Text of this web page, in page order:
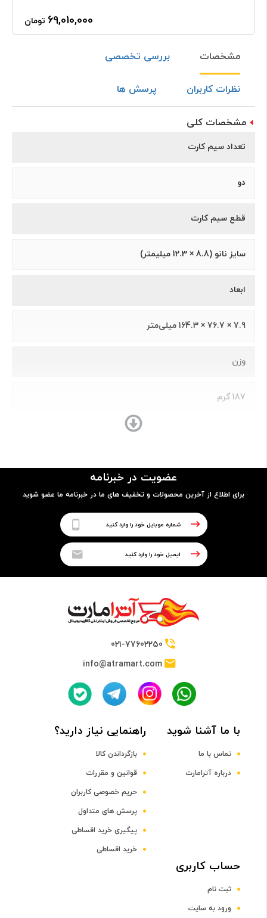
69,010,000 تومان
مشخصات بررسی تخصصی
نظرات کاربران پرسش ها
مشخصات کلی
تعداد سیم کارت
دو
قطع سیم کارت
سايز نانو (8.8 × 12.3 ميلیمتر)
ابعاد
7.9 × 76.7 × 164.3 میلی‌متر
وزن
187 گرم
64 بیتی
Qualcomm SDM675 Snapdragon 675 (11 nm)
فرکانس پردازنده مرکزی
Adreno 612
6.1 اینچ و بالاتر
صفحه نمایش رنگی
عضویت در خبرنامه
برای اطلاع از آخرین محصولات و تخفیف های ما در خبرنامه ما عضو شوید
021-77602250
info@atramart.com
با ما آشنا شوید
تماس با ما
درباره آترامارت
راهنمایی نیاز دارید؟
بازگرداندن کالا
قوانین و مقررات
حریم خصوصی کاربران
پرسش های متداول
پیگیری خرید اقساطی
خرید اقساطی
حساب کاربری
ثبت نام
ورود به سایت